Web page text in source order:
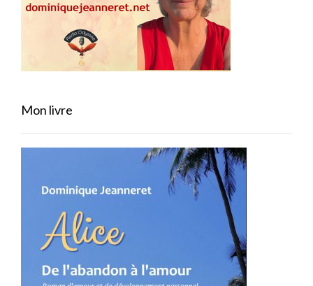
Mon livre